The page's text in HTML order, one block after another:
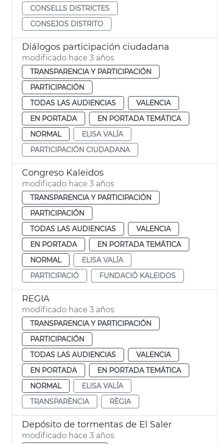
CONSELLS DISTRICTES
CONSEJOS DISTRITO
Diálogos participación ciudadana
modificado hace 3 años
TRANSPARENCIA Y PARTICIPACIÓN
PARTICIPACIÓN
TODAS LAS AUDIENCIAS
VALENCIA
EN PORTADA
EN PORTADA TEMÁTICA
NORMAL
ELISA VALÍA
PARTICIPACIÓN CIUDADANA
Congreso Kaleidos
modificado hace 3 años
TRANSPARENCIA Y PARTICIPACIÓN
PARTICIPACIÓN
TODAS LAS AUDIENCIAS
VALENCIA
EN PORTADA
EN PORTADA TEMÁTICA
NORMAL
ELISA VALÍA
PARTICIPACIÓ
FUNDACIÓ KALEIDOS
REGIA
modificado hace 3 años
TRANSPARENCIA Y PARTICIPACIÓN
PARTICIPACIÓN
TODAS LAS AUDIENCIAS
VALENCIA
EN PORTADA
EN PORTADA TEMÁTICA
NORMAL
ELISA VALÍA
TRANSPARÈNCIA
RÈGIA
Depósito de tormentas de El Saler
modificado hace 3 años